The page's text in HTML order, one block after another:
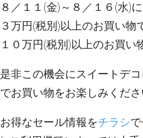
８／１１(金)～８／１６(水)
３万円(税別)以上のお買い物
１０万円(税別)以上のお買い
是非この機会にスイートデ
でお買い物をお楽しみくだ
お得なセール情報をチラシ